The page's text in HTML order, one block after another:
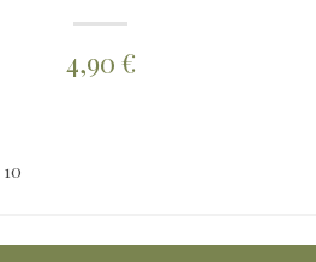
4,90 €